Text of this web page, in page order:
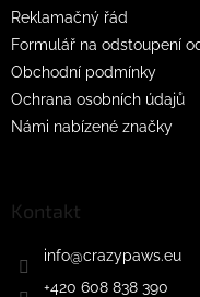
Reklamačný řád
Formulář na odstoupení
Obchodní podmínky
Ochrana osobních údajů
Námi nabízené značky
Kontakt
info@crazypaws.eu
+420 608 838 390